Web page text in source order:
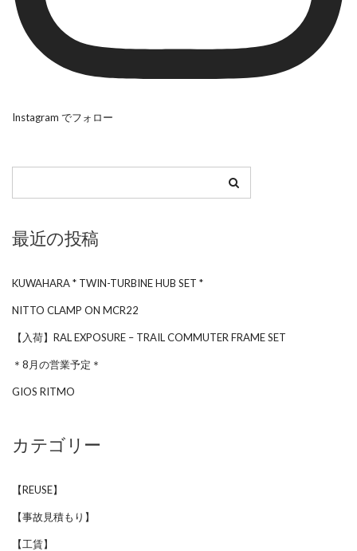
Instagram でフォロー
最近の投稿
KUWAHARA * TWIN-TURBINE HUB SET *
NITTO CLAMP ON MCR22
【入荷】RAL EXPOSURE – TRAIL COMMUTER FRAME SET
＊8月の営業予定＊
GIOS RITMO
カテゴリー
【REUSE】
【事故見積もり】
【工賃】